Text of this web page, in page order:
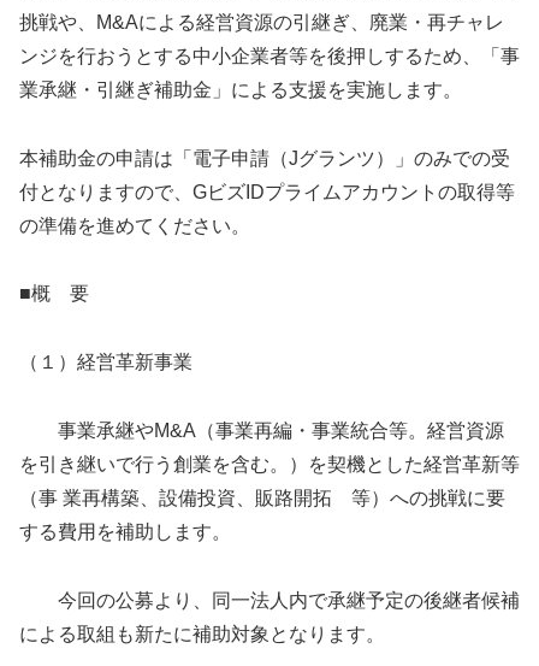
挑戦や、M&Aによる経営資源の引継ぎ、廃業・再チャレ
ンジを行おうとする中小企業者等を後押しするため、「事
業承継・引継ぎ補助金」による支援を実施します。
本補助金の申請は「電子申請（Jグランツ）」のみでの受
付となりますので、GビズIDプライムアカウントの取得等
の準備を進めてください。
■概 要
（１）経営革新事業
事業承継やM&A（事業再編・事業統合等。経営資源
を引き継いで行う創業を含む。）を契機とした経営革新等
（事 業再構築、設備投資、販路開拓 等）への挑戦に要
する費用を補助します。
今回の公募より、同一法人内で承継予定の後継者候補
による取組も新たに補助対象となります。